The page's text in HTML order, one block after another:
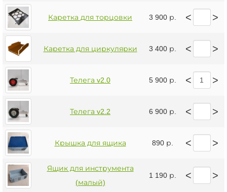
Каретка для торцовки 3 900 р. < >
Каретка для циркулярки 3 400 р. < >
Телега v2.0 5 900 р. < >
Телега v2.2 6 900 р. < >
Крышка для ящика 890 р. < >
Ящик для инструмента
(малый)
1 190 р. < >